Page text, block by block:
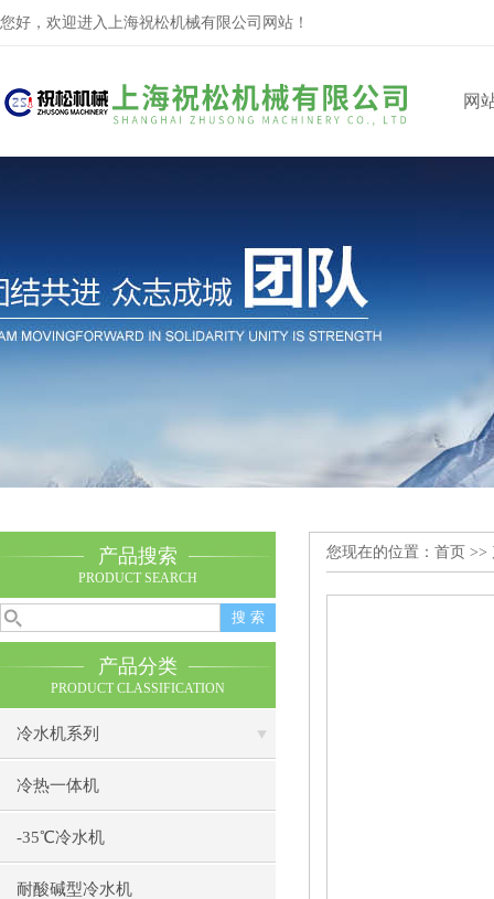
您好，欢迎进入上海祝松机械有限公司网站！
网
产品搜索
PRODUCT SEARCH
产品分类
PRODUCT CLASSIFICATION
冷水机系列
冷热一体机
-35℃冷水机
耐酸碱型冷水机
您现在的位置： 首页 >>